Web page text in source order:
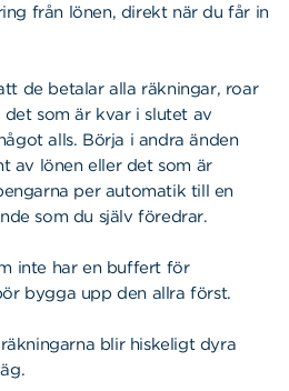
från lönen, direkt när du får in
de betalar alla räkningar, roar
som är kvar i slutet av
alls. Börja i andra änden
av lönen eller det som är
per automatik till en
som du själv föredrar.
inte har en buffert för
bygga upp den allra först.
blir hiskeligt dyra